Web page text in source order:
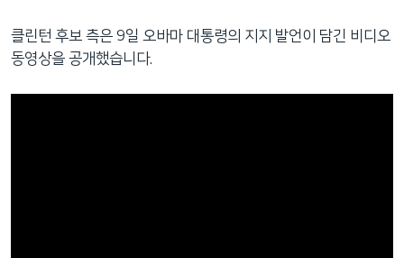
동
검
클린턴 후보 측은 9일 오바마 대통령의 지지 발언이 담긴 비디오
동영상을 공개했습니다.